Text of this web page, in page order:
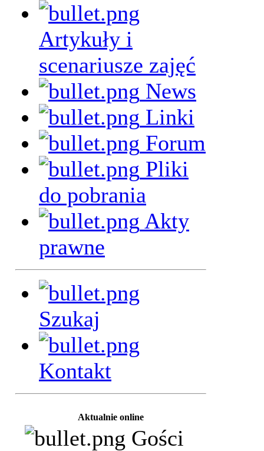
Artykuły i
scenariusze zajęć
News
Linki
Forum
Pliki
do pobrania
Akty
prawne
Szukaj
Kontakt
Aktualnie online
Gości